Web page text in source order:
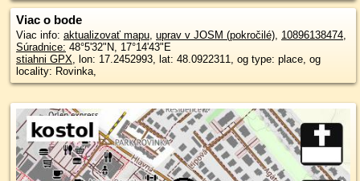
Viac o bode
Viac info: aktualizovať mapu, uprav v JOSM (pokročilé), 10896138474,
Súradnice: 48°5'32"N, 17°14'43"E
stiahni GPX, lon: 17.2452993, lat: 48.0922311, og type: place, og
locality: Rovinka,